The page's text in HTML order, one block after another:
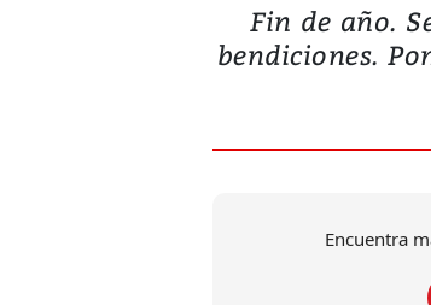
Fin de año.
bendiciones.
Encuentra